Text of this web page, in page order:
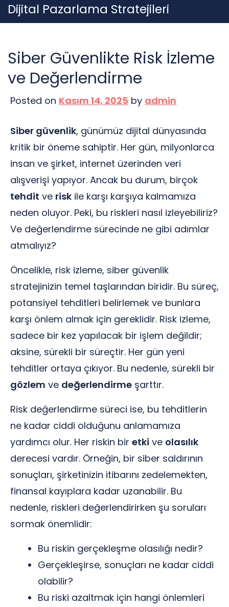
Skip
to
Dijital Pazarlama Stratejileri
Siber Güvenlikte Risk İzleme
ve Değerlendirme
Posted on Kasım 14, 2025 by admin
Siber güvenlik, günümüz dijital dünyasında
kritik bir öneme sahiptir. Her gün, milyonlarca
insan ve şirket, internet üzerinden veri
alışverişi yapıyor. Ancak bu durum, birçok
tehdit ve risk ile karşı karşıya kalmamıza
neden oluyor. Peki, bu riskleri nasıl izleyebiliriz?
Ve değerlendirme sürecinde ne gibi adımlar
atmalıyız?
Öncelikle, risk izleme, siber güvenlik
stratejinizin temel taşlarından biridir. Bu süreç,
potansiyel tehditleri belirlemek ve bunlara
karşı önlem almak için gereklidir. Risk izleme,
sadece bir kez yapılacak bir işlem değildir;
aksine, sürekli bir süreçtir. Her gün yeni
tehditler ortaya çıkıyor. Bu nedenle, sürekli bir
gözlem ve değerlendirme şarttır.
Risk değerlendirme süreci ise, bu tehditlerin
ne kadar ciddi olduğunu anlamamıza
yardımcı olur. Her riskin bir etki ve olasılık
derecesi vardır. Örneğin, bir siber saldırının
sonuçları, şirketinizin itibarını zedelemekten,
finansal kayıplara kadar uzanabilir. Bu
nedenle, riskleri değerlendirirken şu soruları
sormak önemlidir:
Bu riskin gerçekleşme olasılığı nedir?
Gerçekleşirse, sonuçları ne kadar ciddi
olabilir?
Bu riski azaltmak için hangi önlemleri